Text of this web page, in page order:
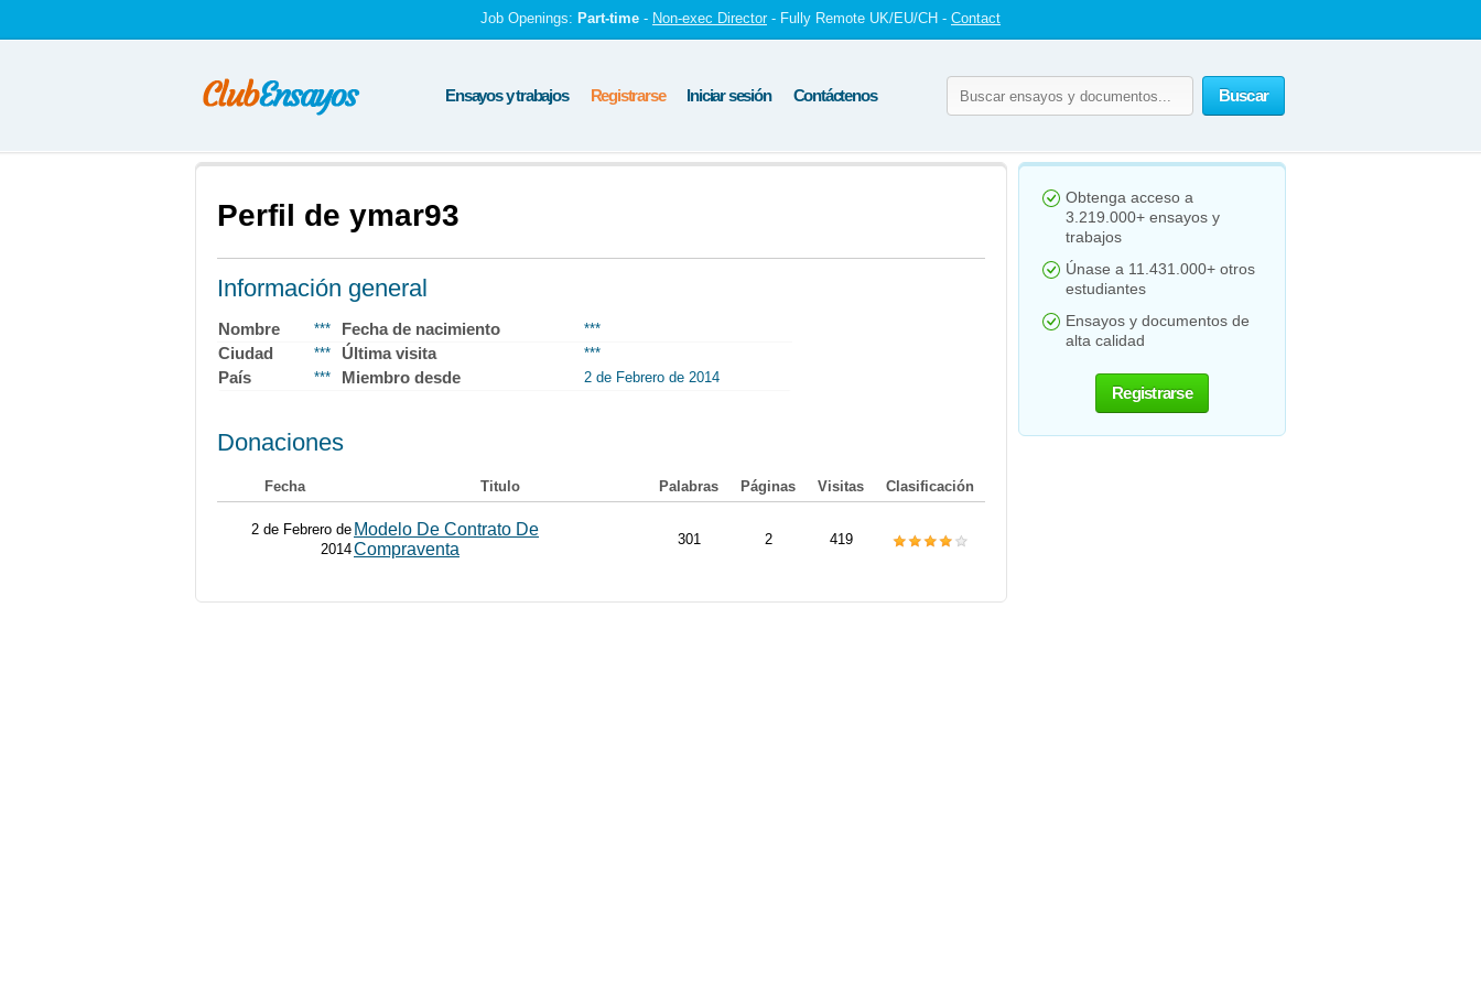
Job Openings: Part-time - Non-exec Director - Fully Remote UK/EU/CH - Contact
Buscar
Ensayos y trabajos Registrarse Iniciar sesión Contáctenos
Perfil de ymar93
Información general
Nombre *** Fecha de nacimiento ***
Ciudad *** Última visita ***
País *** Miembro desde 2 de Febrero de 2014
Donaciones
Fecha Titulo Palabras Páginas Visitas Clasificación
2 de Febrero de
2014
Modelo De Contrato De
Compraventa
301 2 419
Obtenga acceso a
3.219.000+ ensayos y
trabajos
Únase a 11.431.000+ otros
estudiantes
Ensayos y documentos de
alta calidad
Registrarse